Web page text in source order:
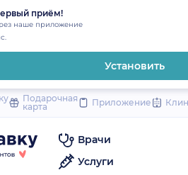
приём!
наше приложение
Установить
Закрыть
Подарочная
карта
Приложение
Врачи
Услуги